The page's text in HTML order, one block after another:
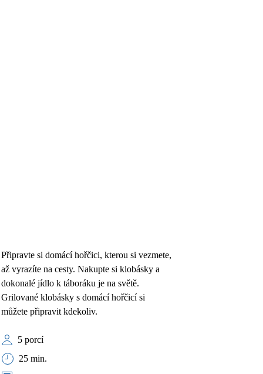
Připravte si domácí hořčici, kterou si vezmete,
až vyrazíte na cesty. Nakupte si klobásky a
dokonalé jídlo k táboráku je na světě.
Grilované klobásky s domácí hořčicí si
můžete připravit kdekoliv.
5 porcí
25 min.